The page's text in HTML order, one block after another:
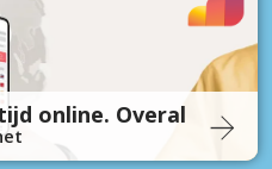
online. Overal